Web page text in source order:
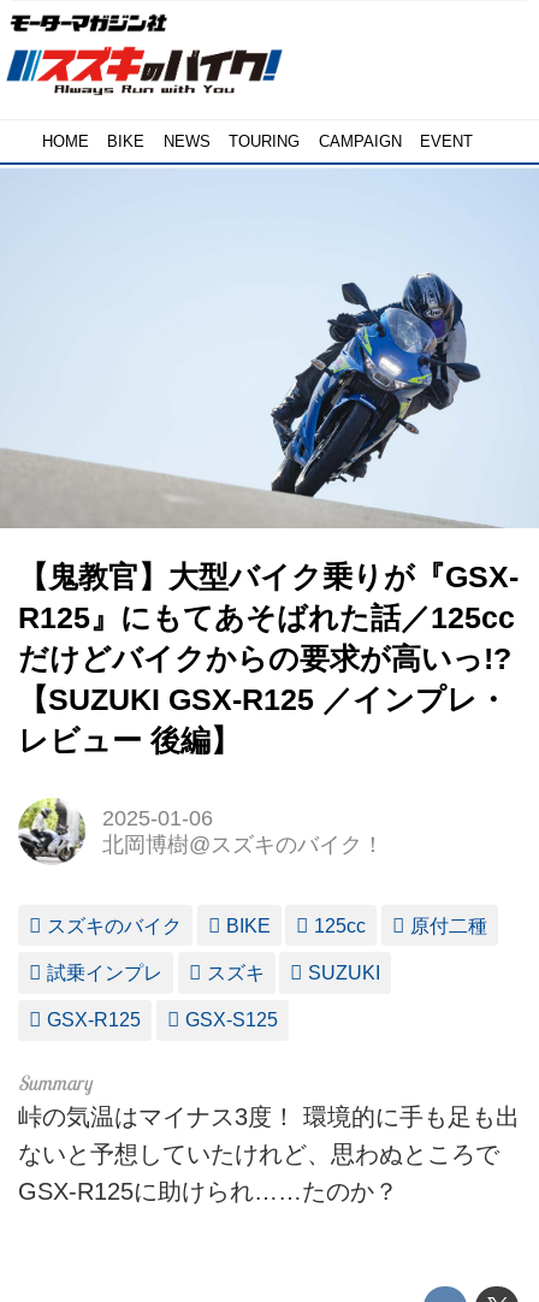
HOME BIKE NEWS TOURING CAMPAIGN EVENT
【鬼教官】大型バイク乗りが『GSX-
R125』にもてあそばれた話／125cc
だけどバイクからの要求が高いっ!?
【SUZUKI GSX-R125 ／インプレ・
レビュー 後編】
2025-01-06
北岡博樹@スズキのバイク！
スズキのバイク BIKE 125cc 原付二種
試乗インプレ スズキ SUZUKI
GSX-R125 GSX-S125
峠の気温はマイナス3度！ 環境的に手も足も出
ないと予想していたけれど、思わぬところで
GSX-R125に助けられ……たのか？